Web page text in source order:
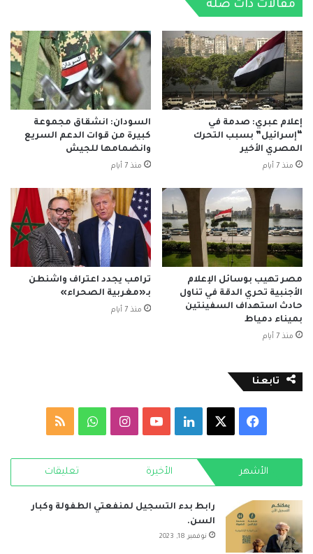
مقالات ذات صلة
إعلام عبري: صدمة في
“إسرائيل” بسبب التحرك
المصري الأخير
منذ 7 أيام
السودان: انشقاق مجموعة
كبيرة من قوات الدعم السريع
وانضمامها للجيش
منذ 7 أيام
مصر تهيب بوسائل الإعلام
الأجنبية تحري الدقة في تناول
حادث استهداف السفينتين
بميناء دمياط
منذ 7 أيام
ترامب يجدد اعتراف واشنطن
بـ«مغربية الصحراء»
منذ 7 أيام
تابعنا
فيسبوك لينكدإن‫YouTubeانستقرامواتسابملخص
RSS الأشهر الأخيرة تعليقات
رابط بدء التسجيل لمنفعتي الطفولة وكبار
السن.
نوفمبر 18, 2023